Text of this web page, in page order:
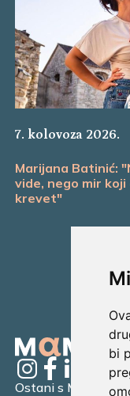
bi
7. kolovoza 2026.
Marijana Batinić:
vide, nego mir
krevet"
Ostani s